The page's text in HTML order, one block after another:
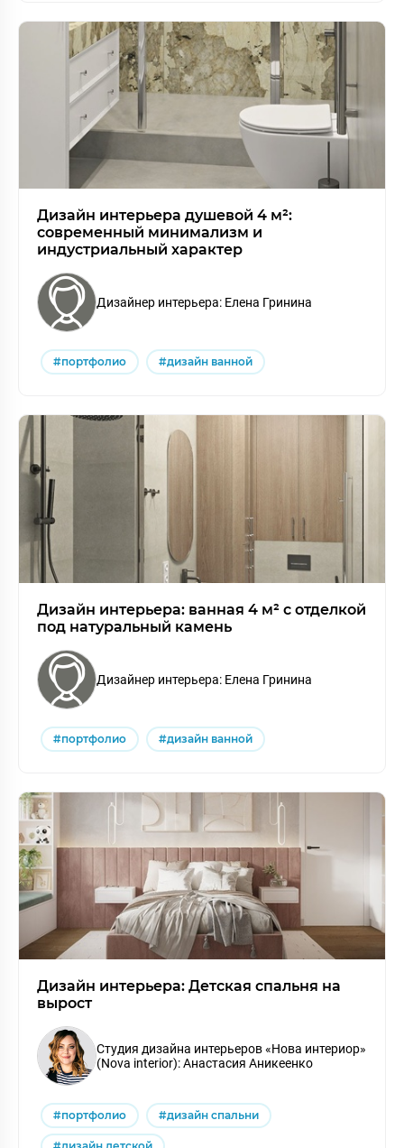
Дизайн интерьера душевой 4 м²:
современный минимализм и
индустриальный характер
Дизайнер интерьера: Елена Гринина
#портфолио #дизайн ванной
Дизайн интерьера: ванная 4 м² с отделкой
под натуральный камень
Дизайнер интерьера: Елена Гринина
#портфолио #дизайн ванной
Дизайн интерьера: Детская спальня на
вырост
Cтудия дизайна интерьеров «Нова интериор»
(Nova interior): Анастасия Аникеенко
#портфолио #дизайн спальни